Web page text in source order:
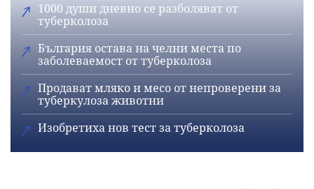
1000 души дневно се разболяват от
туберколоза
България остава на челни места по
заболеваемост от туберколоза
Продават мляко и месо от непроверени за
туберкулоза животни
Изобретиха нов тест за туберколоза